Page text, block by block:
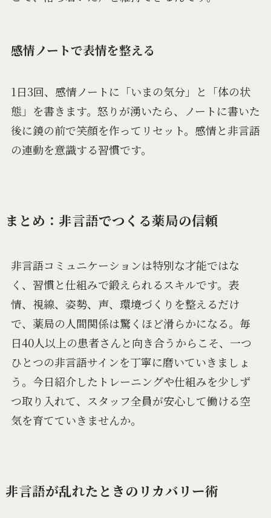
感情ノートで表情を整える
1日3回、感情ノートに「いまの気分」と「体の状
態」を書きます。怒りが湧いたら、ノートに書いた
後に鏡の前で笑顔を作ってリセット。感情と非言語
の連動を意識する習慣です。
まとめ：非言語でつくる薬局の信頼
非言語コミュニケーションは特別な才能ではな
く、習慣と仕組みで鍛えられるスキルです。表
情、視線、姿勢、声、環境づくりを整えるだけ
で、薬局の人間関係は驚くほど滑らかになる。毎
日40人以上の患者さんと向き合うからこそ、一つ
ひとつの非言語サインを丁寧に磨いていきましょ
う。今日紹介したトレーニングや仕組みを少しず
つ取り入れて、スタッフ全員が安心して働ける空
気を育てていきませんか。
非言語が乱れたときのリカバリー術